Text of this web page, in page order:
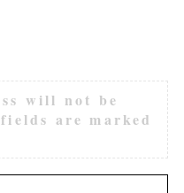
will not be
are marked